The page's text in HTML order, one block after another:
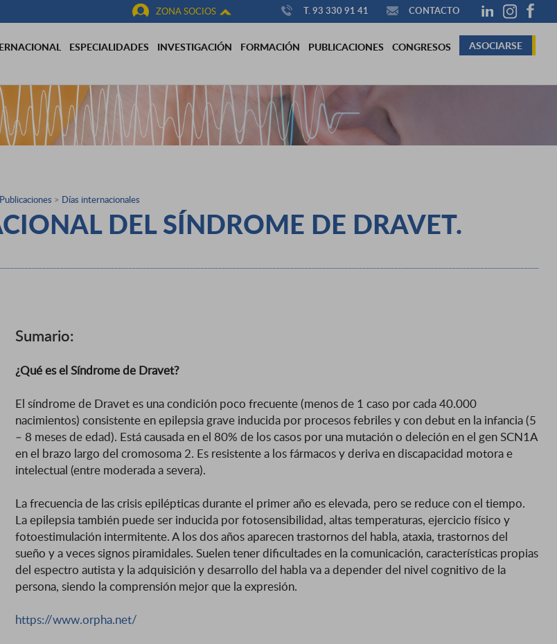
ZONA SOCIOS T. 93 330 91 41 CONTACTO
ESPECIALIDADES INVESTIGACIÓN FORMACIÓN PUBLICACIONES CONGRESOS ASOCIARSE
Publicaciones > Días internacionales
DEL SÍNDROME DE DRAVET.
Sumario:
¿Qué es el Síndrome de Dravet?
El síndrome de Dravet es una condición poco frecuente (menos de 1 caso por cada 40.000
nacimientos) consistente en epilepsia grave inducida por procesos febriles y con debut en la infancia (5
– 8 meses de edad). Está causada en el 80% de los casos por una mutación o deleción en el gen SCN1A
en el brazo largo del cromosoma 2. Es resistente a los fármacos y deriva en discapacidad motora e
intelectual (entre moderada a severa).
La frecuencia de las crisis epilépticas durante el primer año es elevada, pero se reduce con el tiempo.
La epilepsia también puede ser inducida por fotosensibilidad, altas temperaturas, ejercicio físico y
fotoestimulación intermitente. A los dos años aparecen trastornos del habla, ataxia, trastornos del
sueño y a veces signos piramidales. Suelen tener dificultades en la comunicación, características propias
del espectro autista y la adquisición y desarrollo del habla va a depender del nivel cognitivo de la
persona, siendo la comprensión mejor que la expresión.
https://www.orpha.net/